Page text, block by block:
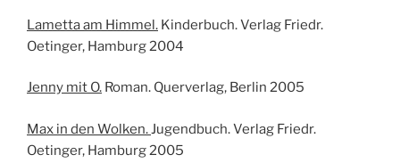
Lametta am Himmel. Kinderbuch. Verlag Friedr.
Oetinger, Hamburg 2004
Jenny mit O. Roman. Querverlag, Berlin 2005
Max in den Wolken. Jugendbuch. Verlag Friedr.
Oetinger, Hamburg 2005